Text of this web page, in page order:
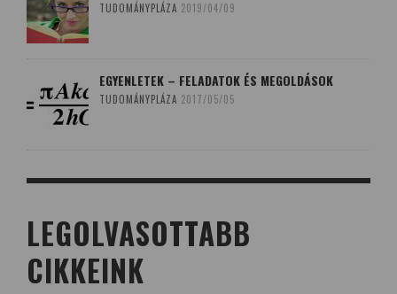
TUDOMÁNYPLÁZA 2019/04/09
EGYENLETEK – FELADATOK ÉS MEGOLDÁSOK
TUDOMÁNYPLÁZA 2017/05/05
LEGOLVASOTTABB
CIKKEINK